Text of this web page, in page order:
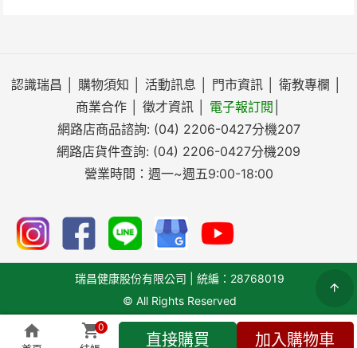
0
直接購買 加入購物車
認識瑞昌 購物須知 活動訊息 門市資訊 衛教專欄
商業合作
徵才資訊 電子報訂閱
網路店商品諮詢: (04) 2206-0427分機207
網路店貨件查詢: (04) 2206-0427分機209
營業時間：週一~週五9:00-18:00
瑞昌健康股份有限公司 | 統編：28768019
© All Rights Reserved